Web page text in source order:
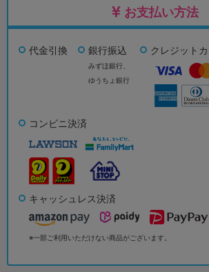
お支払い方法
代金引換 銀行振込
みずほ銀行、
ゆうちょ銀行
クレジット
コンビニ決済
キャッシュレス決済
※一部ご利用いただけない商品がございます。